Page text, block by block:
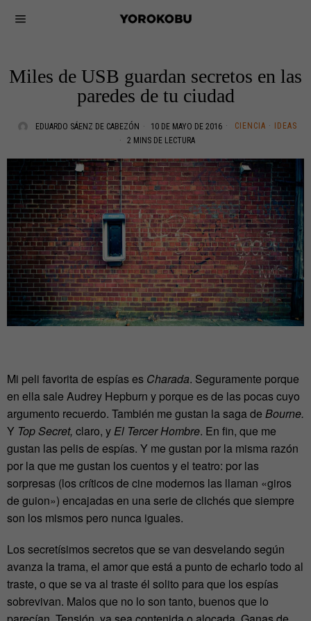
Miles de USB guardan secretos en las
paredes de tu ciudad
EDUARDO SÁENZ DE CABEZÓN 10 DE MAYO DE 2016 CIENCIA ·
IDEAS
2 MINS DE LECTURA
Mi peli favorita de espías es Charada. Seguramente porque
en ella sale Audrey Hepburn y porque es de las pocas cuyo
argumento recuerdo. También me gustan la saga de Bourne.
Y Top Secret, claro, yEl Tercer Hombre. En fin, que me
gustan las pelis de espías. Y me gustan por la misma razón
por la que me gustan los cuentos y el teatro: por las
sorpresas (los críticos de cine modernos las llaman «giros
de guion») encajadas en una serie de clichés que siempre
son los mismos pero nunca iguales.
Los secretísimos secretos que se van desvelando según
avanza la trama, el amor que está a punto de echarlo todo al
traste, o que se va al traste él solito para que los espías
sobrevivan. Malos que no lo son tanto, buenos que lo